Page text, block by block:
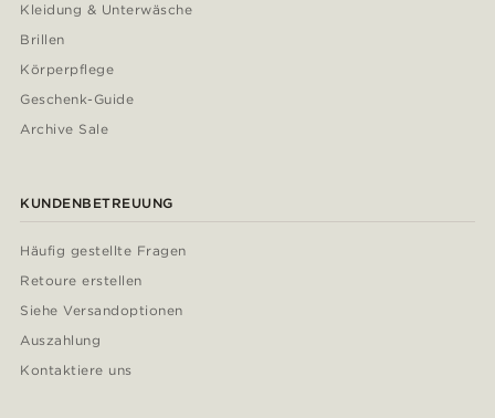
Kleidung & Unterwäsche
Brillen
Körperpflege
Geschenk-Guide
Archive Sale
KUNDENBETREUUNG
Häufig gestellte Fragen
Retoure erstellen
Siehe Versandoptionen
Auszahlung
Kontaktiere uns